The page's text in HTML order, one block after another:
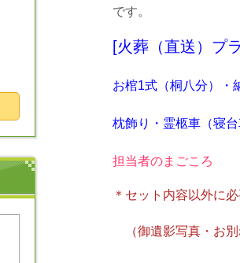
です。
[火葬（直送）プ
お棺1式（桐八分）・
枕飾り・ 霊柩車（寝
担当者のまごころ
＊セット内容以外に
（御遺影写真・お別